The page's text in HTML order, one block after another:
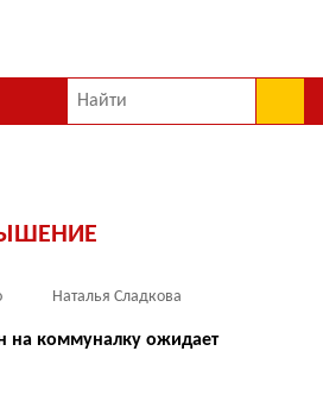
Наталья Сладкова
на коммуналку ожидает